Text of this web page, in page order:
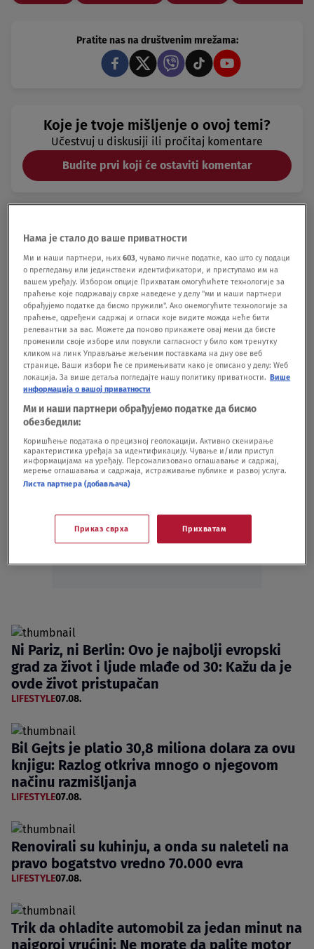
Pratite nas na društvenim mrežama:
Koje je tvoje mišljenje o ovoj temi?
Učestvuj u diskusiji ili pročitaj komentare
Budite prvi koji će ostaviti komentar
Oglas
Ni Pariz, ni Berlin: Ovo je najbolji evropski
grad za život i ljude mlađe od 30: Kažu da je
ovde život pristupačan
LIFESTYLE07.08.
Bil Gejts je platio 30,8 miliona dolara za ovu
knjigu: Razlog otkriva mnogo o njegovom
načinu razmišljanja
LIFESTYLE07.08.
Renovirali su kuhinju, a onda su naleteli na
pravo bogatstvo vredno 70.000 evra
LIFESTYLE07.08.
Trik da ohladite automobil za jedan minut na
najgoroj vrućini: Ne morate da palite motor
Нама је стало до ваше приватности
Ми и наши партнери, њих603, чувамо личне податке, као што су подаци
о прегледању или јединствени идентификатори, и приступамо им на
вашем уређају. Избором опције Прихватам омогућићете технологије за
праћење које подржавају сврхе наведене у делу "ми и наши партнери
обрађујемо податке да бисмо пружили". Ако онемогућите технологије за
праћење, одређени садржај и огласи које видите можда неће бити
релевантни за вас. Можете да поново прикажете овај мени да бисте
променили своје изборе или повукли сагласност у било ком тренутку
кликом на линк Управљање жељеним поставкама на дну ове веб
странице. Ваши избори ће се примењивати како је описано у делу: Wеб
локација. За више детаља погледајте нашу политику приватности. Више
информација о вашој приватности
Ми и наши партнери обрађујемо податке да бисмо
обезбедили:
Коришћење података о прецизној геолокацији. Активно скенирање
карактеристика уређаја за идентификацију. Чување и/или приступ
информацијама на уређају. Персонализовано оглашавање и садржај,
мерење оглашавања и садржаја, истраживање публике и развој услуга.
Листа партнера (добављача)
Приказ сврха Прихватам